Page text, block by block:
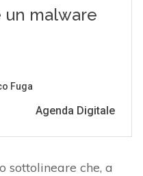
sottolineare che, a